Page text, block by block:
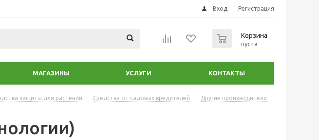
Вход Регистрация
Корзина
пуста
МАГАЗИНЫ УСЛУГИ КОНТАКТЫ
защиты для растений - Средства от садовых вредителей -
Другие производители